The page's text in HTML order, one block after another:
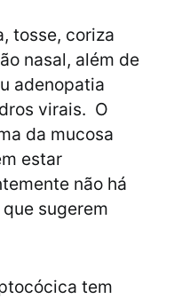
tosse, coriza
nasal, além de
adenopatia
virais. O
da mucosa
estar
não há
sugerem
tem